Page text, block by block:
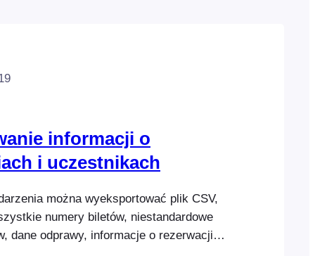
informacji o
i uczestnikach
można wyeksportować plik CSV,
numery biletów, niestandardowe
dane odprawy, informacje o rezerwacji,